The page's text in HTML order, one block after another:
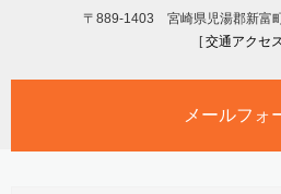
〒889-1403 宮崎県児湯郡新富
[交通アクセス
メールフォ